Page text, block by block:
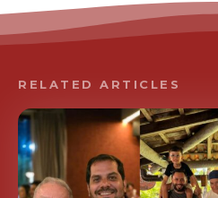
RELATED ARTICLES